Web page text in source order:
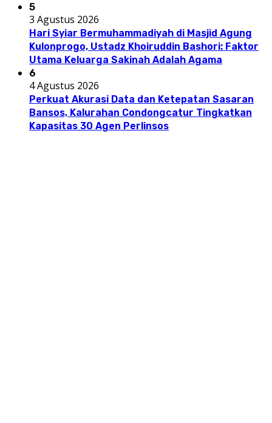
5
3 Agustus 2026
Hari Syiar Bermuhammadiyah di Masjid Agung
Kulonprogo, Ustadz Khoiruddin Bashori: Faktor
Utama Keluarga Sakinah Adalah Agama
6
4 Agustus 2026
Perkuat Akurasi Data dan Ketepatan Sasaran
Bansos, Kalurahan Condongcatur Tingkatkan
Kapasitas 30 Agen Perlinsos